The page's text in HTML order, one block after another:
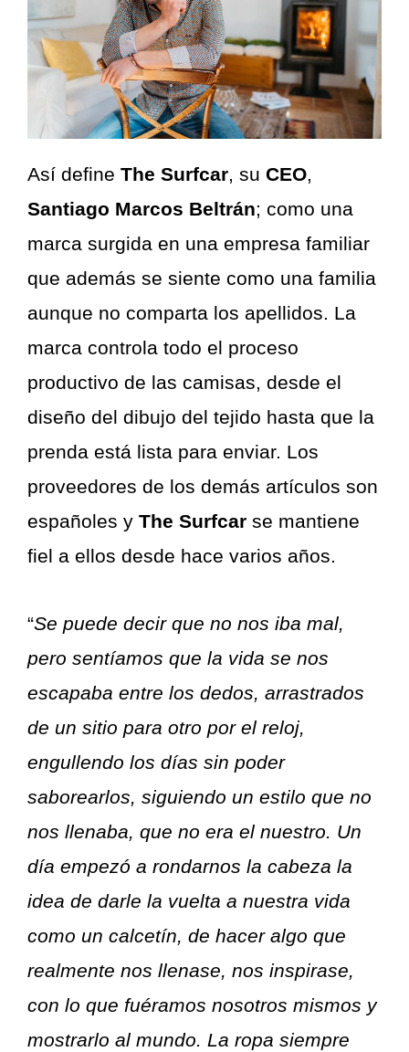
Así define The Surfcar, su CEO,
Santiago Marcos Beltrán; como una
marca surgida en una empresa familiar
que además se siente como una familia
aunque no comparta los apellidos. La
marca controla todo el proceso
productivo de las camisas, desde el
diseño del dibujo del tejido hasta que la
prenda está lista para enviar. Los
proveedores de los demás artículos son
españoles y The Surfcar se mantiene
fiel a ellos desde hace varios años.
“Se puede decir que no nos iba mal,
pero sentíamos que la vida se nos
escapaba entre los dedos, arrastrados
de un sitio para otro por el reloj,
engullendo los días sin poder
saborearlos, siguiendo un estilo que no
nos llenaba, que no era el nuestro. Un
día empezó a rondarnos la cabeza la
idea de darle la vuelta a nuestra vida
como un calcetín, de hacer algo que
realmente nos llenase, nos inspirase,
con lo que fuéramos nosotros mismos y
mostrarlo al mundo. La ropa siempre